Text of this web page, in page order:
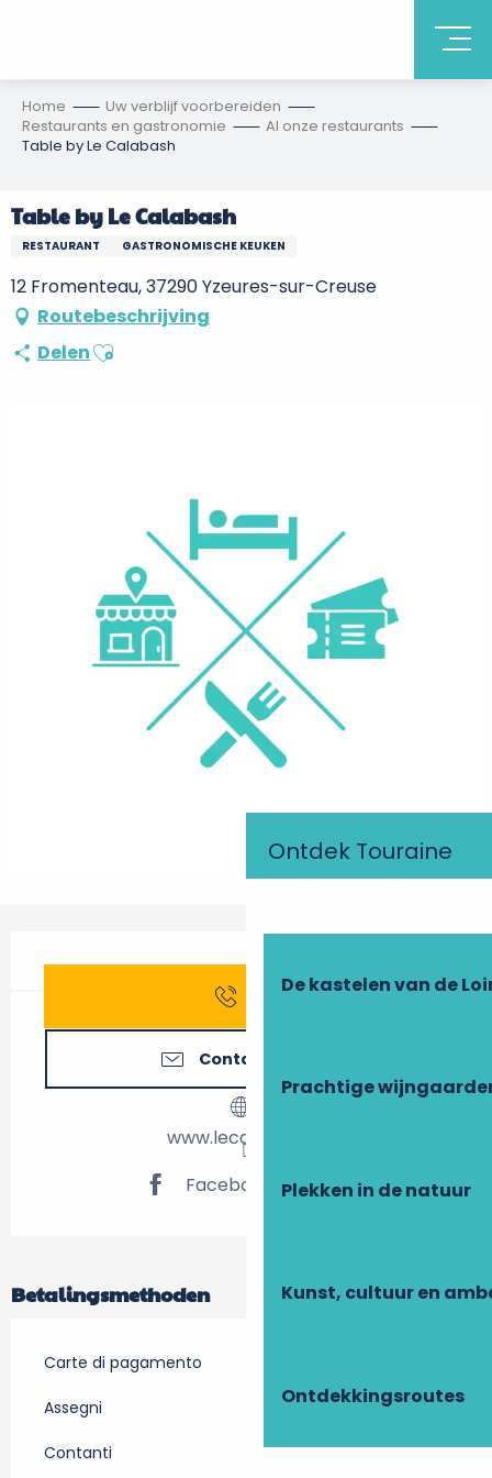
Ontdek Touraine
De kastelen van de
Prachtige
Plekken in de natuur
Kunst, cultuur en
Ontdekkingsroutes
Home
Uw verblijf voorbereiden
Restaurants en gastronomie
Al onze restaurants
Table by Le Calabash
Table by Le Calabash
RESTAURANT GASTRONOMISCHE KEUKEN
12 Fromenteau, 37290 Yzeures-sur-Creuse
Routebeschrijving
DelenAjouter aux favoris
Contacteer ons
www.lecalabash.fr
Facebook pagina
Betalingsmethoden
Carte di pagamento
Assegni
Contanti